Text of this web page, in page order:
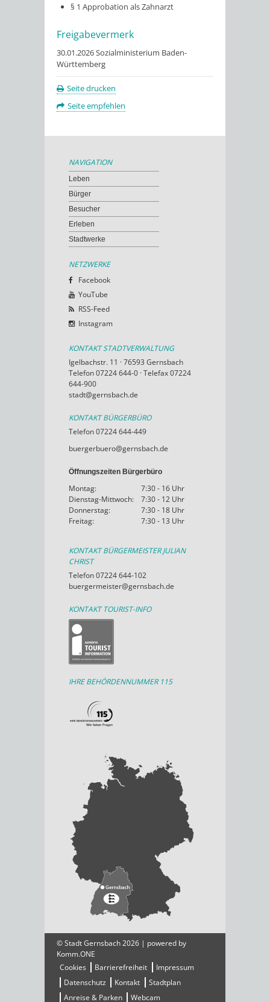
§ 1 Approbation als Zahnarzt
Freigabevermerk
30.01.2026 Sozialministerium Baden-
Württemberg
Seite drucken
Seite empfehlen
NAVIGATION
Leben
Bürger
Besucher
Erleben
Stadtwerke
NETZWERKE
Facebook
YouTube
RSS-Feed
Instagram
KONTAKT STADTVERWALTUNG
Igelbachstr. 11 · 76593 Gernsbach
Telefon 07224 644-0 · Telefax 07224
644-900
stadt@gernsbach.de
KONTAKT BÜRGERBÜRO
Telefon 07224 644-449
buergerbuero@gernsbach.de
Öffnungszeiten Bürgerbüro
Montag:
7:30 - 16 Uhr
Dienstag-Mittwoch:
7:30 - 12 Uhr
Donnerstag:
7:30 - 18 Uhr
Freitag:
7:30 - 13 Uhr
KONTAKT BÜRGERMEISTER JULIAN
CHRIST
Telefon 07224 644-102
buergermeister@gernsbach.de
KONTAKT TOURIST-INFO
IHRE BEHÖRDENNUMMER 115
© Stadt Gernsbach 2026 | powered by
Komm.ONE
Cookies
Barrierefreiheit
Impressum
Datenschutz
Kontakt
Stadtplan
Anreise & Parken
Webcam